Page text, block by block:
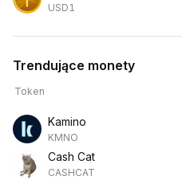
USD1
Trendujące monety
Token
Kamino
KMNO
Cash Cat
CASHCAT